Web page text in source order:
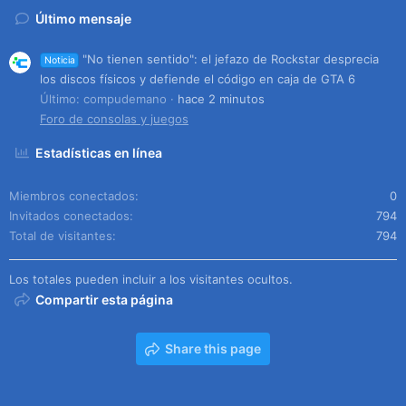
Último mensaje
Noticia
"No tienen sentido": el jefazo de Rockstar desprecia
los discos físicos y defiende el código en caja de GTA 6
Último: compudemano
hace 2 minutos
Foro de consolas y juegos
Estadísticas en línea
Miembros conectados
0
Invitados conectados
794
Total de visitantes
794
Los totales pueden incluir a los visitantes ocultos.
Compartir esta página
Share this page